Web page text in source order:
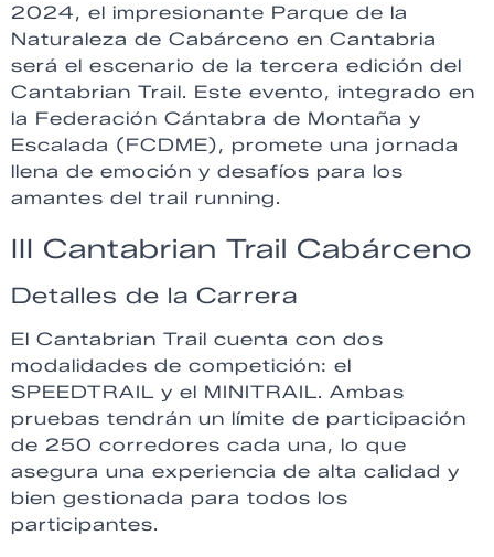
2024, el impresionante Parque de la
Naturaleza de Cabárceno en Cantabria
será el escenario de la tercera edición del
Cantabrian Trail. Este evento, integrado en
la Federación Cántabra de Montaña y
Escalada (FCDME), promete una jornada
llena de emoción y desafíos para los
amantes del trail running.
III Cantabrian Trail Cabárceno
Detalles de la Carrera
El Cantabrian Trail cuenta con dos
modalidades de competición: el
SPEEDTRAIL y el MINITRAIL. Ambas
pruebas tendrán un límite de participación
de 250 corredores cada una, lo que
asegura una experiencia de alta calidad y
bien gestionada para todos los
participantes.